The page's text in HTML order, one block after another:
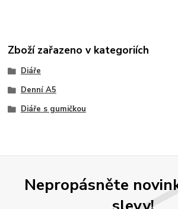
Zboží zařazeno v kategoriích
Diáře
Denní A5
Diáře s gumičkou
Nepropásněte